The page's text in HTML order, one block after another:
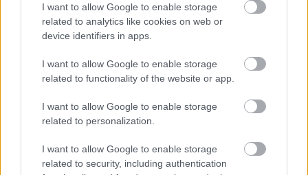
I want to allow Google to enable storage
related to analytics like cookies on web or
device identifiers in apps.
I want to allow Google to enable storage
related to functionality of the website or app.
I want to allow Google to enable storage
related to personalization.
I want to allow Google to enable storage
related to security, including authentication
minősülnek, értük aszolgáltatás technikaiüzemeltetője semmilyen felelősséget
nem vállal, azokat nem ellenőrzi. Kifogás esetén forduljon a blog szerkesztőjéhez.
Részletek a Felhasználási feltételekbenés az
Legolvasottabb